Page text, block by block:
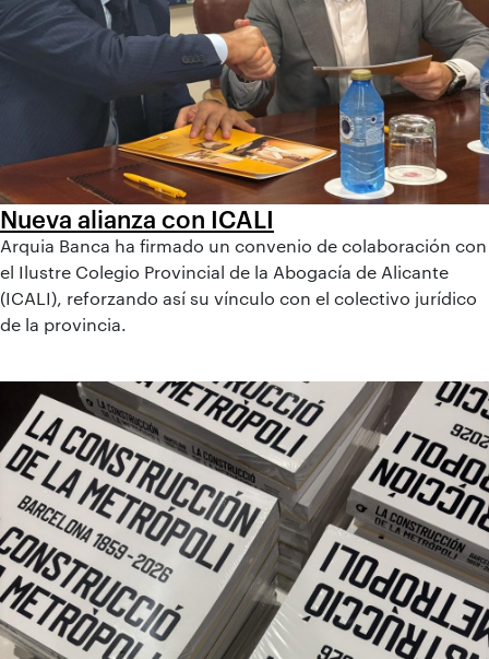
Nueva alianza con ICALI
Arquia Banca ha firmado un convenio de colaboración con
el Ilustre Colegio Provincial de la Abogacía de Alicante
(ICALI), reforzando así su vínculo con el colectivo jurídico
de la provincia.